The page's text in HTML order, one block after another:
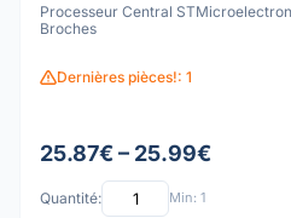
Processeur Central
Broches
Dernières pièces!: 1
25.87€ – 25.99€
Quantité: Min: 1